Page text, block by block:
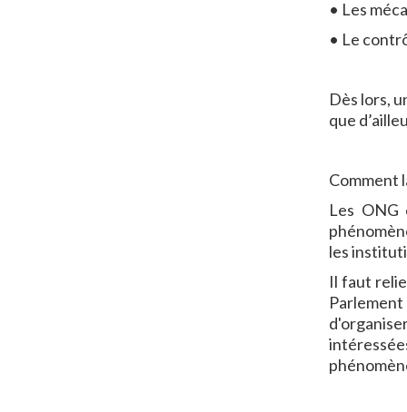
• Les
• Le
Dès lors,
que
Comment
Les
les
Il faut